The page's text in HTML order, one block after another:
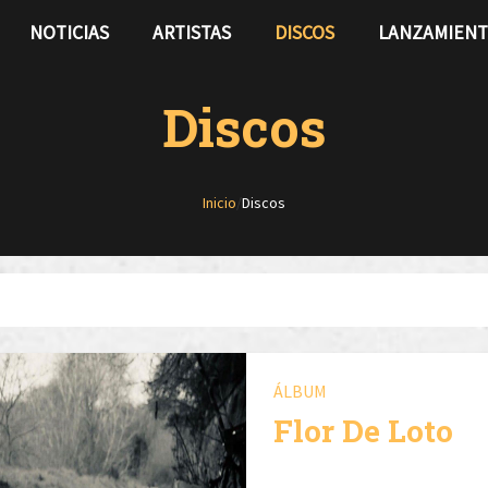
NOTICIAS ARTISTAS DISCOS
Discos
Inicio/Discos
ÁLBUM
Flor De Loto